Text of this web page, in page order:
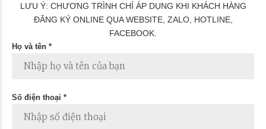
LƯU Ý: CHƯƠNG TRÌNH CHỈ ÁP DỤNG KHI KHÁCH HÀNG
ĐĂNG KÝ ONLINE QUA WEBSITE, ZALO, HOTLINE,
FACEBOOK.
Họ và tên *
Số điện thoại *